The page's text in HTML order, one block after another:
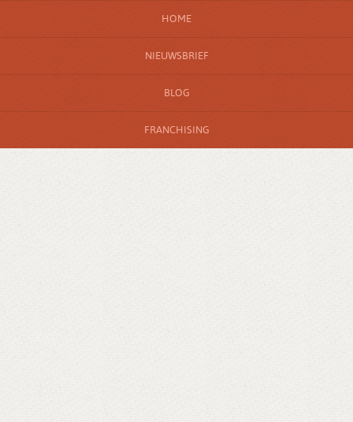
HOME
NIEUWSBRIEF
BLOG
FRANCHISING